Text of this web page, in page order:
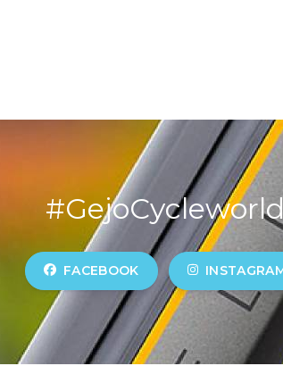
#GejoCycleworld
FACEBOOK